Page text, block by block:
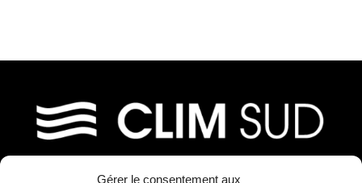
Gérer le consentement aux